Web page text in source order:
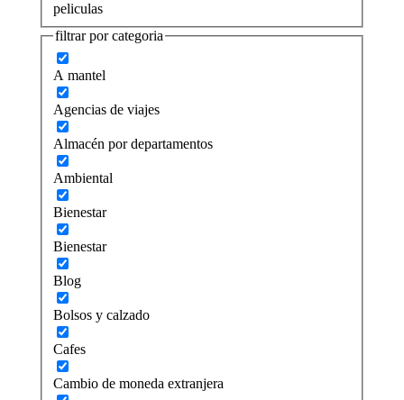
peliculas
filtrar por categoria
A mantel
Agencias de viajes
Almacén por departamentos
Ambiental
Bienestar
Bienestar
Blog
Bolsos y calzado
Cafes
Cambio de moneda extranjera